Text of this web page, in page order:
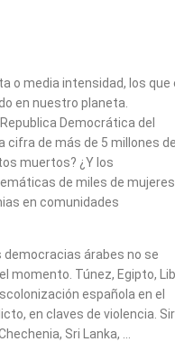
o media intensidad, los que
en nuestro planeta.
Democrática del
cifra de más de 5 millones
muertos? ¿Y los
de miles de
en comunidades
democracias árabes no se
momento. Túnez, Egipto,
española en el
en claves de violencia.
Sri Lanka, …